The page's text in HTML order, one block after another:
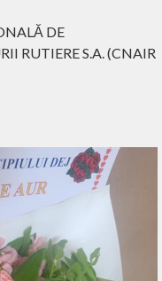
DE
RUTIERE S.A. (CNAIR